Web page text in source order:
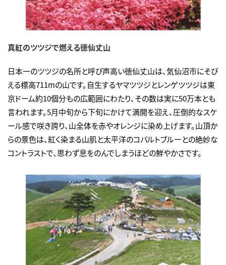
真紅のツツジで燃える徳仙丈山
日本一のツツジの名所と呼び声高い徳仙丈山は、気仙沼市にそび
える標高711mの山です。自生するヤマツツジとレンゲツツジは東
京ドーム約10個分もの広範囲にわたり、その数は実に50万本とも
言われます。5月中旬から下旬にかけて満開を迎え、圧倒的なスケ
ール感で咲き誇り、山全体を赤やオレンジに染め上げます。山頂か
らの景色は、紅く染まる山肌と太平洋のコバルトブルーとの絶妙な
コントラストで、思わず息をのんでしまうほどの鮮やかさです。